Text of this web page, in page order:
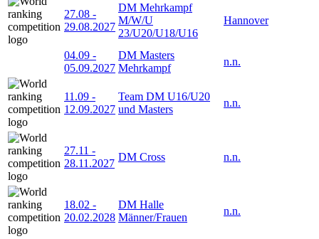
27.08 -
29.08.2027
DM Mehrkampf
M/W/U
23/U20/U18/U16
Hannover
04.09 -
05.09.2027
DM Masters
Mehrkampf
n.n.
11.09 -
12.09.2027
Team DM U16/U20
und Masters
n.n.
27.11 -
28.11.2027
DM Cross n.n.
18.02 -
20.02.2028
DM Halle
Männer/Frauen
n.n.